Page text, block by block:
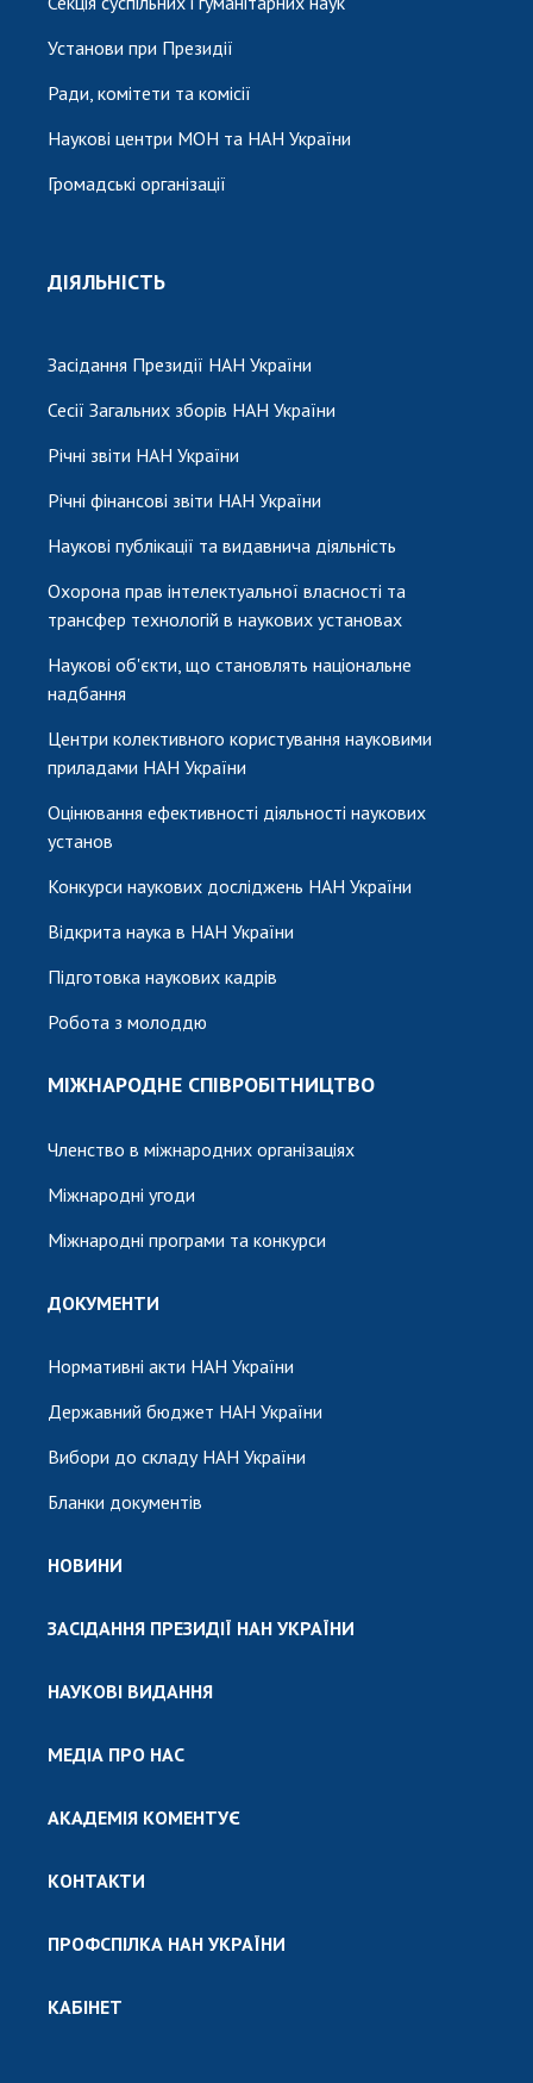
Установи при Президії
Ради, комітети та комісії
Наукові центри МОН та НАН України
Громадські організації
ДІЯЛЬНІСТЬ
Засідання Президії НАН України
Сесії Загальних зборів НАН України
Річні звіти НАН України
Річні фінансові звіти НАН України
Наукові публікації та видавнича діяльність
Охорона прав інтелектуальної власності та
трансфер технологій в наукових установах
Наукові об'єкти, що становлять національне
надбання
Центри колективного користування науковими
приладами НАН України
Оцінювання ефективності діяльності наукових
установ
Конкурси наукових досліджень НАН України
Відкрита наука в НАН України
Підготовка наукових кадрів
Робота з молоддю
МІЖНАРОДНЕ СПІВРОБІТНИЦТВО
Членство в міжнародних організаціях
Міжнародні угоди
Міжнародні програми та конкурси
ДОКУМЕНТИ
Нормативні акти НАН України
Державний бюджет НАН України
Вибори до складу НАН України
Бланки документів
НОВИНИ
ЗАСІДАННЯ ПРЕЗИДІЇ НАН УКРАЇНИ
НАУКОВІ ВИДАННЯ
МЕДІА ПРО НАС
АКАДЕМІЯ КОМЕНТУЄ
КОНТАКТИ
ПРОФСПІЛКА НАН УКРАЇНИ
КАБІНЕТ